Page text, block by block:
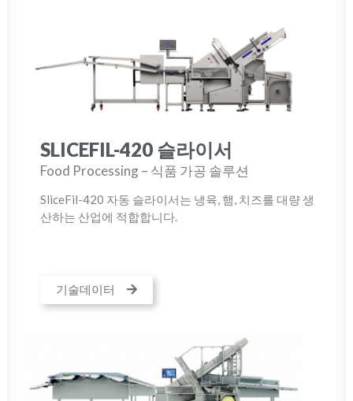
SLICEFIL-420 슬라이서
Food Processing – 식품 가공 솔루션
SliceFil-420 자동 슬라이서는 냉육, 햄, 치즈를 대량 생
산하는 산업에 적합합니다.
기술데이터